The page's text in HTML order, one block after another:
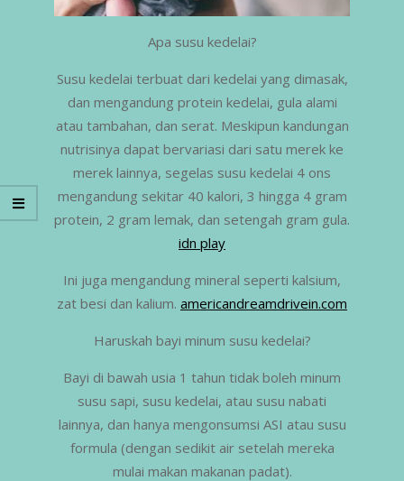
Apa susu kedelai?
Susu kedelai terbuat dari kedelai yang dimasak,
dan mengandung protein kedelai, gula alami
atau tambahan, dan serat. Meskipun kandungan
nutrisinya dapat bervariasi dari satu merek ke
merek lainnya, segelas susu kedelai 4 ons
mengandung sekitar 40 kalori, 3 hingga 4 gram
protein, 2 gram lemak, dan setengah gram gula.
idn play
Ini juga mengandung mineral seperti kalsium,
zat besi dan kalium. americandreamdrivein.com
Haruskah bayi minum susu kedelai?
Bayi di bawah usia 1 tahun tidak boleh minum
susu sapi, susu kedelai, atau susu nabati
lainnya, dan hanya mengonsumsi ASI atau susu
formula (dengan sedikit air setelah mereka
mulai makan makanan padat).